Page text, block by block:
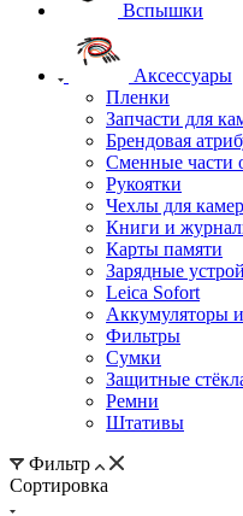
Вспышки
Аксессуары
Пленки
Запчасти для
Брендовая
Сменные части
Рукоятки
Чехлы для камер
Книги и
Карты памяти
Зарядные
Leica Sofort
Аккумуляторы
Фильтры
Сумки
Защитные
Ремни
Штативы
Фильтр
Сортировка